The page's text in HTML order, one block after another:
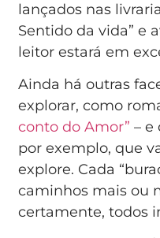
lançados nas
Sentido da vida” e
leitor estará em
Ainda há outras
explorar, como
conto do Amor” – e
por exemplo, que
explore. Cada
caminhos mais ou
certamente, todos